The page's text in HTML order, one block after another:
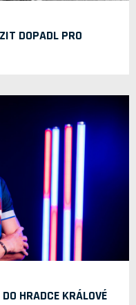
DOPADL PRO
HRADCE KRÁLOVÉ